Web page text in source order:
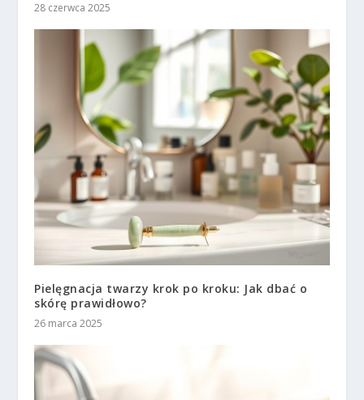
28 czerwca 2025
Pielęgnacja twarzy krok po kroku: Jak dbać o
skórę prawidłowo?
26 marca 2025